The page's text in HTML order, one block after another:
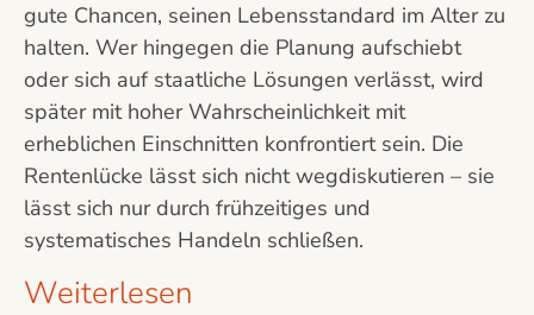
gute Chancen, seinen Lebensstandard im Alter zu
halten. Wer hingegen die Planung aufschiebt
oder sich auf staatliche Lösungen verlässt, wird
später mit hoher Wahrscheinlichkeit mit
erheblichen Einschnitten konfrontiert sein. Die
Rentenlücke lässt sich nicht wegdiskutieren – sie
lässt sich nur durch frühzeitiges und
systematisches Handeln schließen.
Weiterlesen